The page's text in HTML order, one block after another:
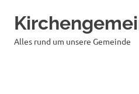
Alles rund um unsere Gemeinde